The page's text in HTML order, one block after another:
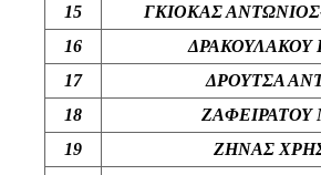
15
ΓΚΙΟΚΑΣ
16
ΔΡΑΚΟΥΛΑΚΟΥ
17
ΔΡΟΥΤΣΑ
18
ΖΑΦΕΙΡΑΤΟΥ
19
ΖΗΝΑΣ